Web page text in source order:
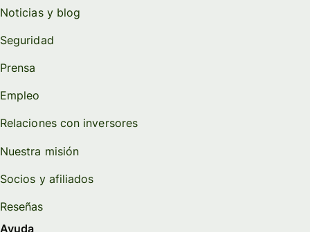
Noticias y blog
Seguridad
Prensa
Empleo
Relaciones con inversores
Nuestra misión
Socios y afiliados
Reseñas
Ayuda